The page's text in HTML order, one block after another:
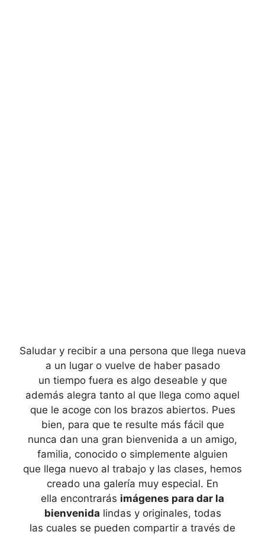
Saludar y recibir a una persona que llega nueva
a un lugar o vuelve de haber pasado
un tiempo fuera es algo deseable y que
además alegra tanto al que llega como aquel
que le acoge con los brazos abiertos. Pues
bien, para que te resulte más fácil que
nunca dan una gran bienvenida a un amigo,
familia, conocido o simplemente alguien
que llega nuevo al trabajo y las clases, hemos
creado una galería muy especial. En
ella encontrarás imágenes para dar la
bienvenida lindas y originales, todas
las cuales se pueden compartir a través de